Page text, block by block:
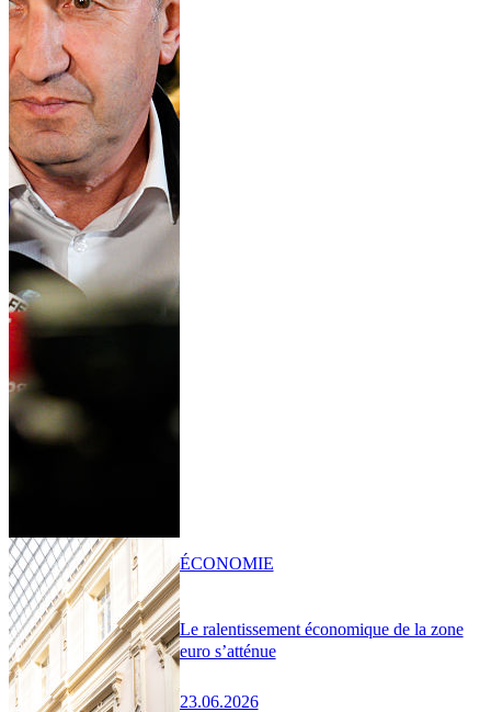
Le ralentissement économique de la zone
euro s’atténue
23.06.2026
ÉCONOMIE